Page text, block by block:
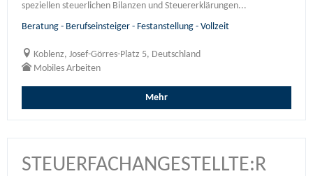
speziellen steuerlichen Bilanzen und Steuererklärungen...
Beratung - Berufseinsteiger - Festanstellung - Vollzeit
Koblenz, Josef-Görres-Platz 5, Deutschland
Mobiles Arbeiten
Mehr
STEUERFACHANGESTELLTE:R